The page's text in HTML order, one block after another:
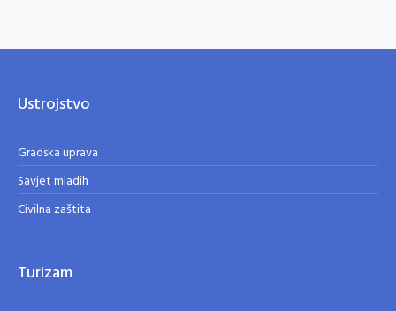
Ustrojstvo
Gradska uprava
Savjet mladih
Civilna zaštita
Turizam